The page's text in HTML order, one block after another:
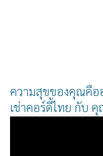
ความสุขของคุณคือ
เช่าคอร์ดี้ไทย กับ